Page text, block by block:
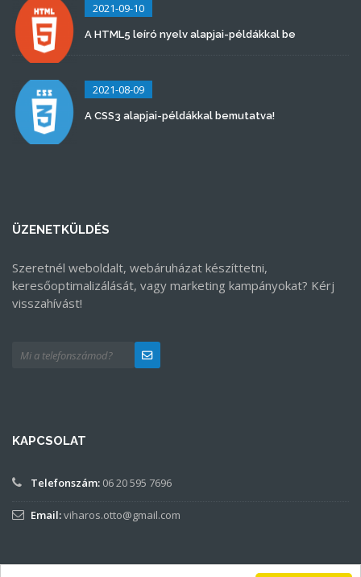
2021-09-10
A HTML5 leíró nyelv alapjai-példákkal be
2021-08-09
A CSS3 alapjai-példákkal bemutatva!
ÜZENETKÜLDÉS
Szeretnél weboldalt, webáruházat készíttetni,
keresőoptimalizálását, vagy marketing kampányokat? Kérj
visszahívást!
KAPCSOLAT
Telefonszám: 06 20 595 7696
Email:viharos.otto@gmail.com